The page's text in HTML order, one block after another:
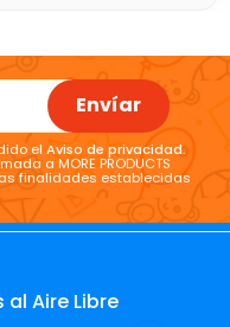
Envíar
elAviso de privacidad.
a MORE PRODUCTS
finalidades establecidas
al Aire Libre